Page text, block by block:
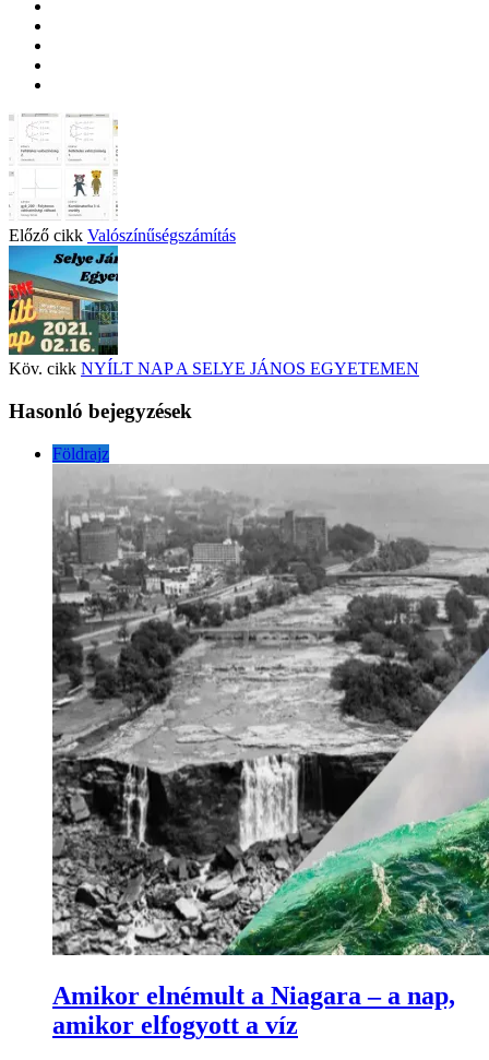
Előző cikk Valószínűségszámítás
Köv. cikk NYÍLT NAP A SELYE JÁNOS EGYETEMEN
Hasonló bejegyzések
Földrajz
Amikor elnémult a Niagara – a nap,
amikor elfogyott a víz